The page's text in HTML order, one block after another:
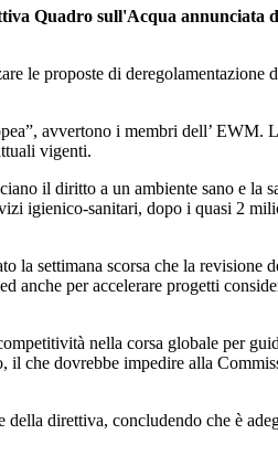
Quadro sull'Acqua annunciata
le proposte di deregolamentazione
avvertono i membri dell’ EWM.
vigenti.
il diritto a un ambiente sano e la
igienico-sanitari, dopo i quasi 2
la settimana scorsa che la revisione
anche per accelerare progetti
nella corsa globale per
il che dovrebbe impedire alla
direttiva, concludendo che è